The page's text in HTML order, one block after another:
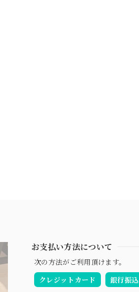
お支払い方法について
次の方法がご利用頂けます。
クレジットカード
銀行振込